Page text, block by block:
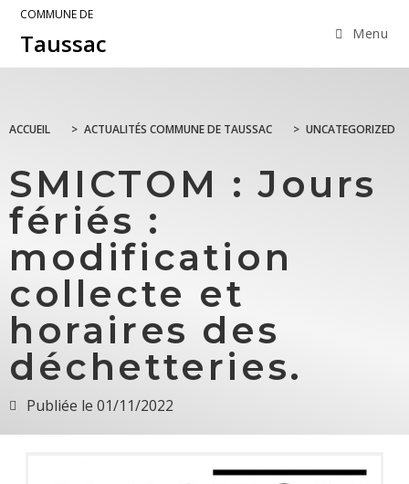
COMMUNE DE
Taussac Menu
ACCUEIL > ACTUALITÉS COMMUNE DE TAUSSAC > UNCATEGORIZED
SMICTOM : Jours
fériés :
modification
collecte et
horaires des
déchetteries.
Publiée le 01/11/2022